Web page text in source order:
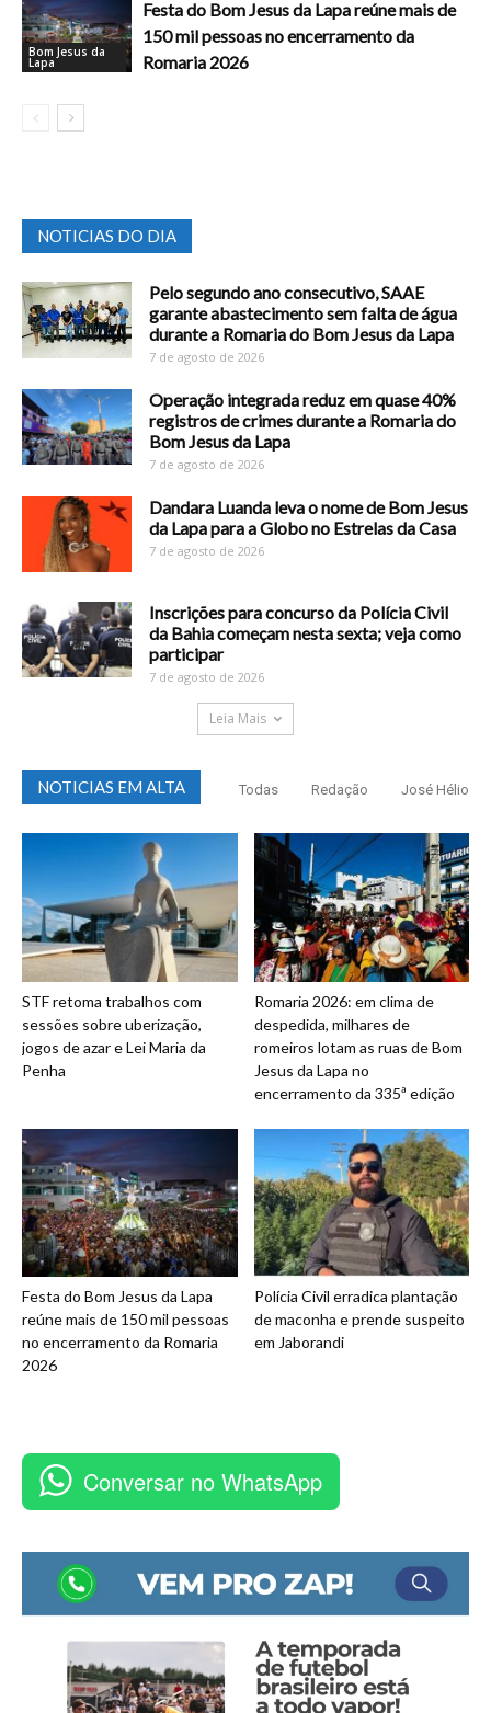
Bom Jesus da
Lapa
Festa do Bom Jesus da Lapa reúne mais de
150 mil pessoas no encerramento da
Romaria 2026
NOTICIAS DO DIA
Pelo segundo ano consecutivo, SAAE
garante abastecimento sem falta de água
durante a Romaria do Bom Jesus da Lapa
7 de agosto de 2026
Operação integrada reduz em quase 40%
registros de crimes durante a Romaria do
Bom Jesus da Lapa
7 de agosto de 2026
Dandara Luanda leva o nome de Bom Jesus
da Lapa para a Globo no Estrelas da Casa
7 de agosto de 2026
Inscrições para concurso da Polícia Civil
da Bahia começam nesta sexta; veja como
participar
7 de agosto de 2026
Leia Mais
NOTICIAS EM ALTA Todas Redação José Hélio
STF retoma trabalhos com
sessões sobre uberização,
jogos de azar e Lei Maria da
Penha
Romaria 2026: em clima de
despedida, milhares de
romeiros lotam as ruas de Bom
Jesus da Lapa no
encerramento da 335ª edição
Festa do Bom Jesus da Lapa
reúne mais de 150 mil pessoas
no encerramento da Romaria
2026
Polícia Civil erradica plantação
de maconha e prende suspeito
em Jaborandi
Conversar no WhatsApp